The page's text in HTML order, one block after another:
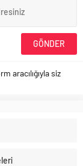
aracılığıyla siz